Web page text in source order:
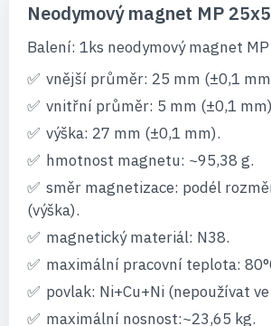
začátek
galerie
obrázky
Neodymový magnet MP
Balení: 1ks neodymový magnet
vnější průměr: 25 mm (±0,1
vnitřní průměr: 5 mm (±0,1
výška: 27 mm (±0,1 mm).
hmotnost magnetu: ~95,38 g.
směr magnetizace: podél
(výška).
magnetický materiál: N38.
maximální pracovní teplota:
povlak: Ni+Cu+Ni (nepoužívat
maximální nosnost:~23,65 kg.